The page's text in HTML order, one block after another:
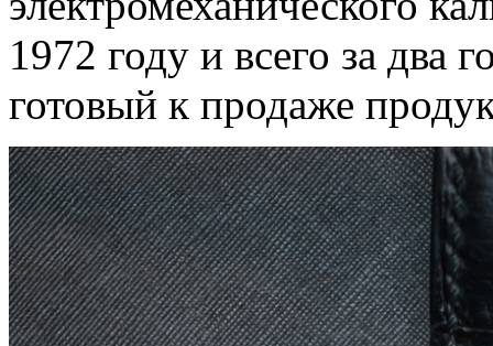
1972 году и всего за два
готовый к продаже